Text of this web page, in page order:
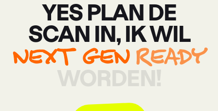
YES PLAN DE
SCAN IN, IKWIL
NEXT GEN READY